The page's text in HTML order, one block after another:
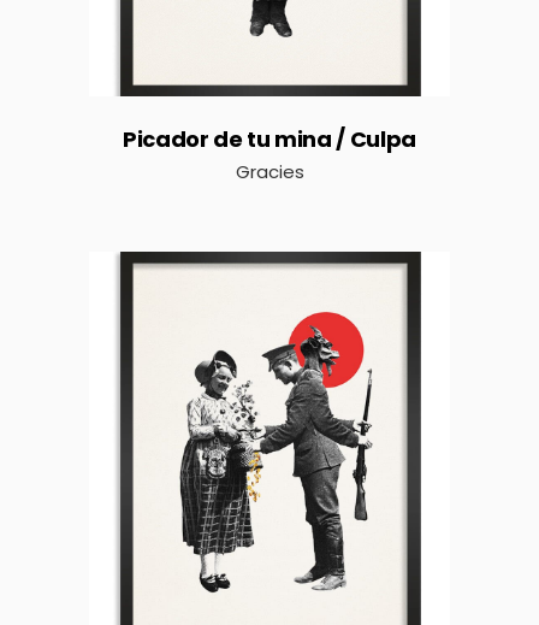
Picador de tu mina / Culpa
Gracies